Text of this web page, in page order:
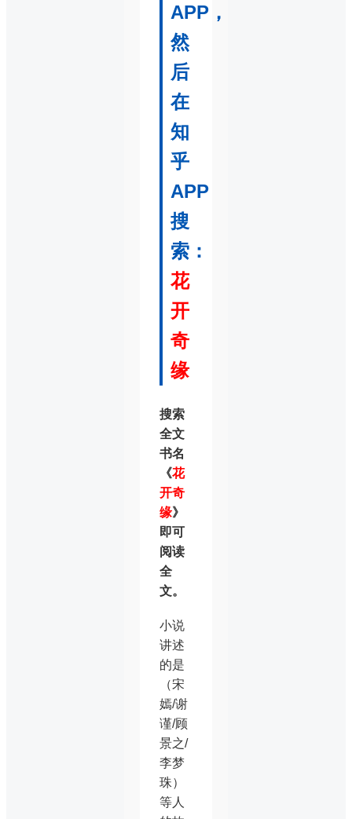
APP，
然
后
在
知
乎
APP
搜
索：
花
开
奇
缘
搜索
全文
书名
《花
开奇
缘》
即可
阅读
全
文。
小说
讲述
的是
（宋
嫣/谢
谨/顾
景之/
李梦
珠）
等人